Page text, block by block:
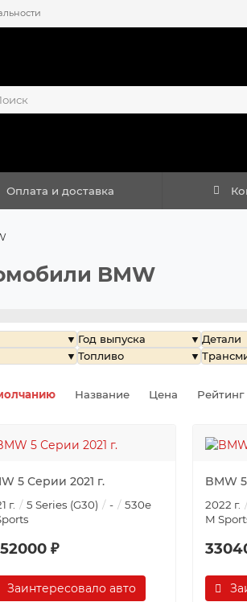
Оплата и доставка
BMW
Год выпуска Детали
Топливо
Название Цена Рейтинг
5 Серии 2021 г.
г. 5 Series (G30) -
530e
₽
Заинтересовало авто
BMW
2022 г.
M